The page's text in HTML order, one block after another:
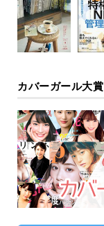
カバーガール大賞